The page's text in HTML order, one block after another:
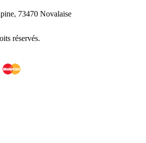
73470 Novalaise
réservés.